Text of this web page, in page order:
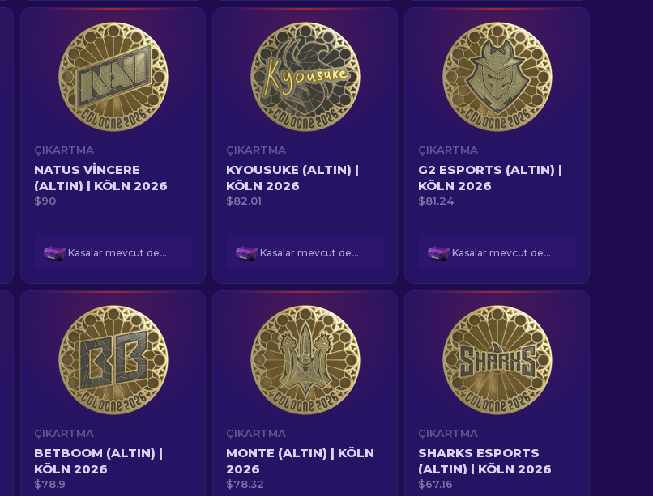
ÇIKARTMA
NATUS VINCERE
(ALTIN) | KÖLN 2026
$90
Kasalar mevcut değil
ÇIKARTMA
KYOUSUKE (ALTIN) |
KÖLN 2026
$82.01
Kasalar mevcut değil
ÇIKARTMA
G2 ESPORTS (ALTIN) |
KÖLN 2026
$81.24
Kasalar mevcut değil
ÇIKARTMA
BETBOOM (ALTIN) |
KÖLN 2026
$78.9
ÇIKARTMA
MONTE (ALTIN) | KÖLN
2026
$78.32
ÇIKARTMA
SHARKS ESPORTS
(ALTIN) | KÖLN 2026
$67.16